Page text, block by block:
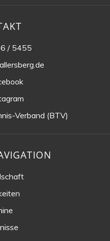
/ 5455
Verband (BTV)